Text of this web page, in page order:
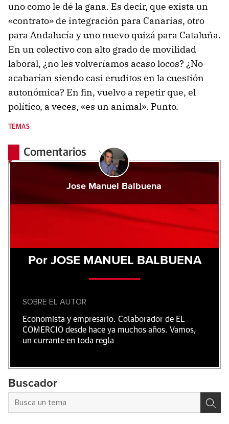
uno como le dé la gana. Es decir, que exista un
«contrato» de integración para Canarias, otro
para Andalucía y uno nuevo quizá para Cataluña.
En un colectivo con alto grado de movilidad
laboral, ¿no les volveríamos acaso locos? ¿No
acabarían siendo casi eruditos en la cuestión
autonómica? En fin, vuelvo a repetir que, el
político, a veces, «es un animal». Punto.
TEMAS
Comentarios
Jose Manuel Balbuena
Por JOSE MANUEL BALBUENA
SOBRE EL AUTOR
Economista y empresario. Colaborador de EL
COMERCIO desde hace ya muchos años. Vamos,
un currante en toda regla
Buscador